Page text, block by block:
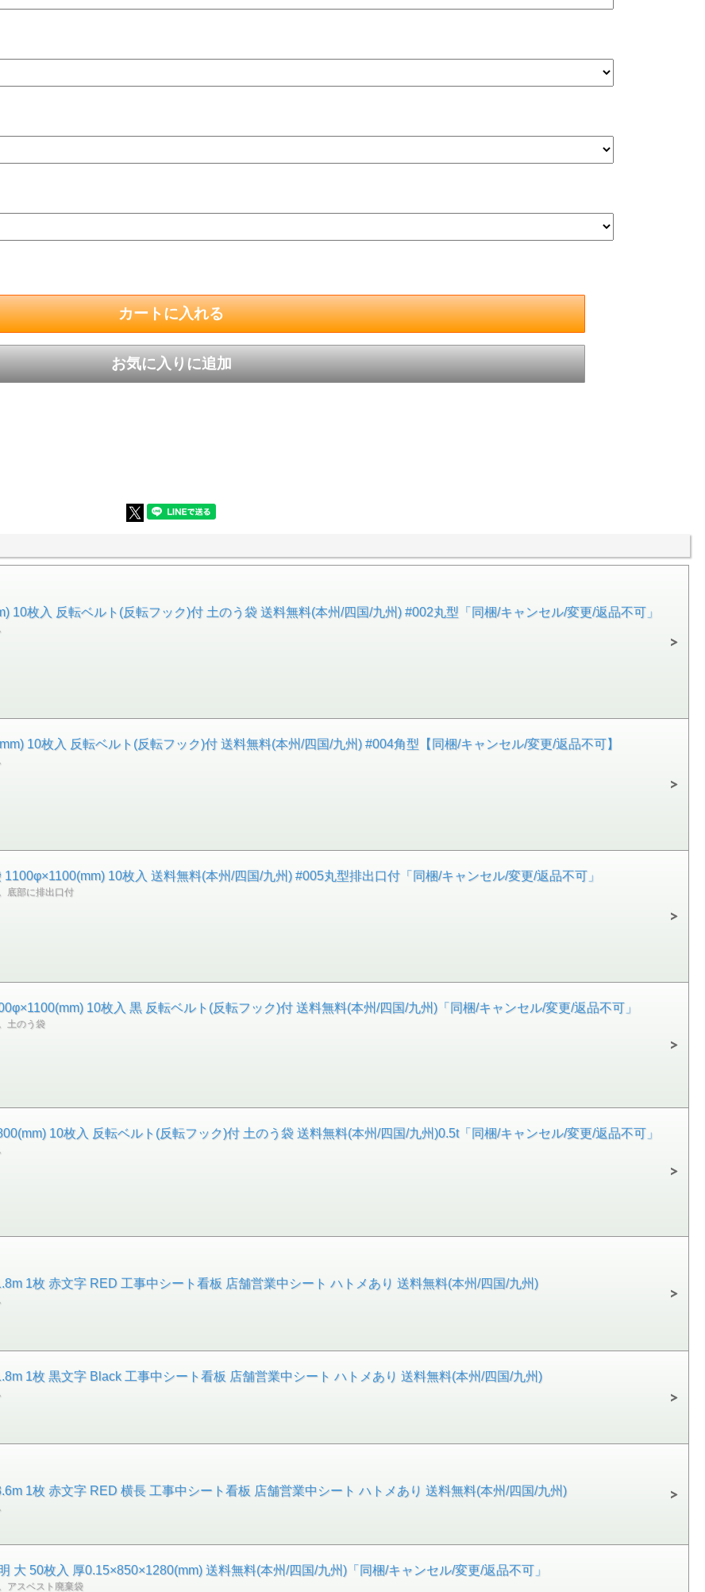
10枚入 反転ベルト(反転フック)付 土のう袋 送料無料(本州/四国/九州) #002丸型「同梱/キャンセル/変更/返品不可」
10枚入 反転ベルト(反転フック)付 送料無料(本州/四国/九州) #004角型【同梱/キャンセル/変更/返品不可】
10枚入 送料無料(本州/四国/九州) #005丸型排出口付「同梱/キャンセル/変更/返品不可」
底部に排出口付
10枚入 黒 反転ベルト(反転フック)付 送料無料(本州/四国/九州)「同梱/キャンセル/変更/返品不可」
土のう袋
10枚入 反転ベルト(反転フック)付 土のう袋 送料無料(本州/四国/九州)0.5t「同梱/キャンセル/変更/返品不可」
1枚 赤文字 RED 工事中シート看板 店舗営業中シート ハトメあり 送料無料(本州/四国/九州)
1枚 黒文字 Black 工事中シート看板 店舗営業中シート ハトメあり 送料無料(本州/四国/九州)
1枚 赤文字 RED 横長 工事中シート看板 店舗営業中シート ハトメあり 送料無料(本州/四国/九州)
大 50枚入 厚0.15×850×1280(mm) 送料無料(本州/四国/九州)「同梱/キャンセル/変更/返品不可」
アスベスト廃棄袋